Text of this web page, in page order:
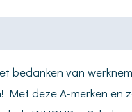
bedanken van
Met deze A-merken en